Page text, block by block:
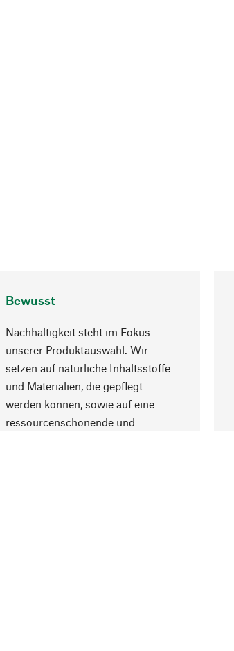
Bewusst
Nachhaltigkeit steht im Fokus
unserer Produktauswahl. Wir
setzen auf natürliche Inhaltsstoffe
und Materialien, die gepflegt
werden können, sowie auf eine
ressourcenschonende und